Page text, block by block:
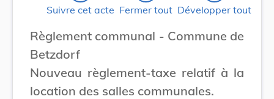
Suivre cet acte Fermer tout Développer tout
Règlement communal - Commune de
Betzdorf
Nouveau règlement-taxe relatif à la
location des salles communales.